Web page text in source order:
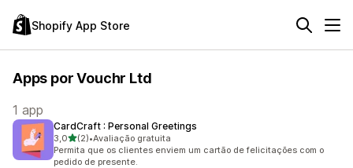
Shopify App Store
Apps por Vouchr Ltd
1 app
CardCraft : Personal Greetings
3,0de 5 estrelas
(2)
2 avaliações ao todo
•Avaliação gratuita
Permita que os clientes enviem um cartão de felicitações com o
pedido de presente.